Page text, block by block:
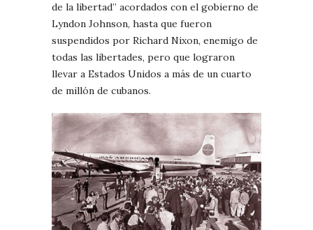
de la libertad” acordados con el gobierno de
Lyndon Johnson, hasta que fueron
suspendidos por Richard Nixon, enemigo de
todas las libertades, pero que lograron
llevar a Estados Unidos a más de un cuarto
de millón de cubanos.